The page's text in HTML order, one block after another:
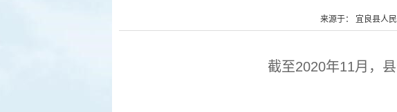
来源于： 宜良县人
截至2020年11月，